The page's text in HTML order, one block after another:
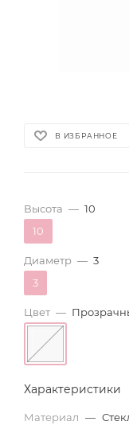
В ИЗБРАННОЕ
Высота — 10
10
Диаметр — 3
3
Цвет —
Характеристики
Материал —